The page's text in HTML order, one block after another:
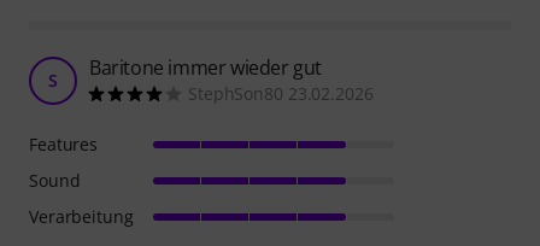
S Baritone immer wieder gut
StephSon80 23.02.2026
Features
Sound
Verarbeitung